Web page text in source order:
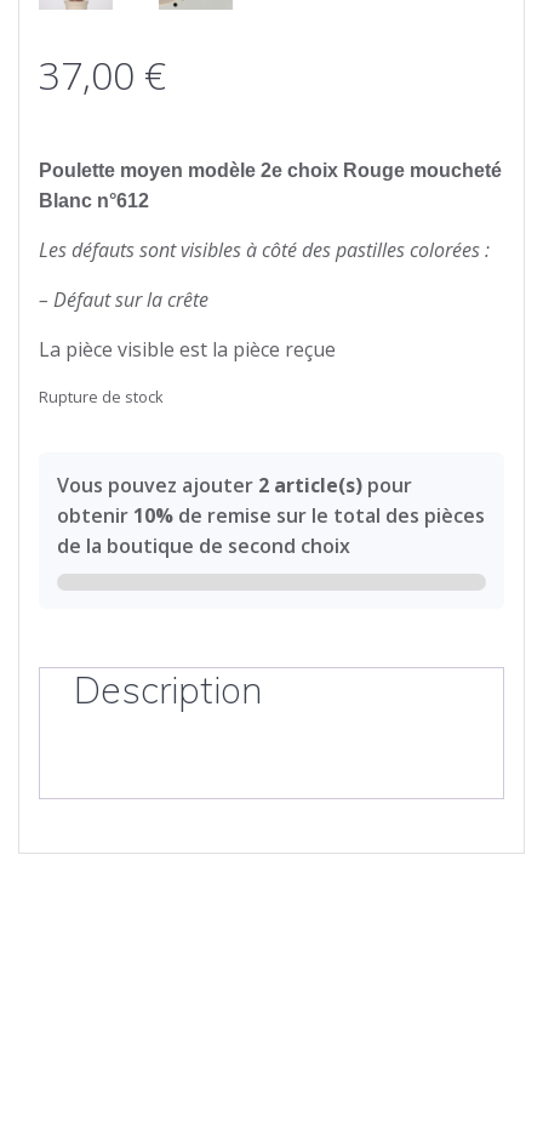
37,00 €
Poulette moyen modèle 2e choix Rouge moucheté
Blanc n°612
Les défauts sont visibles à côté des pastilles colorées :
– Défaut sur la crête
La pièce visible est la pièce reçue
Rupture de stock
Vous pouvez ajouter 2 article(s) pour
obtenir 10% de remise sur le total des pièces
de la boutique de second choix
Description